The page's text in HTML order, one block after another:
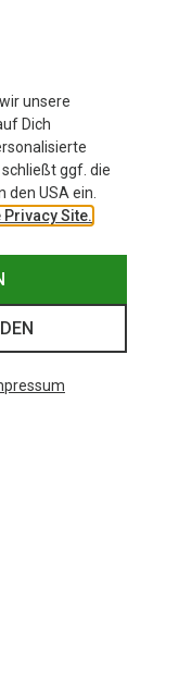
unsere
Dich
ggf. die
den USA ein.
Site.